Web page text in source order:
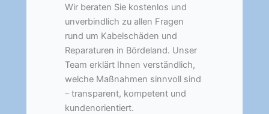
Wir beraten Sie kostenlos und
unverbindlich zu allen Fragen
rund um Kabelschäden und
Reparaturen in Bördeland. Unser
Team erklärt Ihnen verständlich,
welche Maßnahmen sinnvoll sind
– transparent, kompetent und
kundenorientiert.